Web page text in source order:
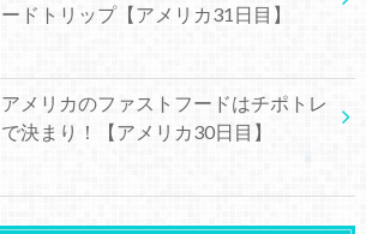
ードトリップ【アメリカ31日目】
アメリカのファストフードはチポトレ
で決まり！【アメリカ30日目】